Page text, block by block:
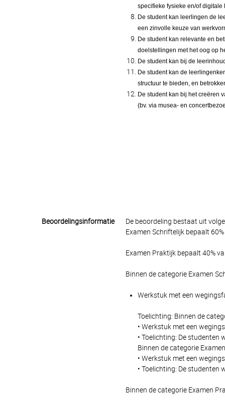
specifieke fysieke en/of
De student kan leerlingen de
een zinvolle keuze van
De student kan relevante en
doelstellingen met het oog op
De student kan bij de
De student kan de
structuur te bieden, en
De student kan bij het creëren
(bv. via musea- en
Beoordelingsinformatie
De beoordeling bestaat uit
Examen Schriftelijk bepaalt
Examen Praktijk bepaalt 40%
Binnen de categorie Examen
Werkstuk met een
Toelichting: Binnen de
• Werkstuk met een
• Toelichting: De studenten
Binnen de categorie
• Werkstuk met een
• Toelichting: De studenten
Binnen de categorie Examen